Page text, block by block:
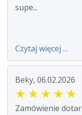
supe...
Czytaj więcej ...
Beky, 06.02.2026
★ ★ ★ ★ ★
Zamówienie